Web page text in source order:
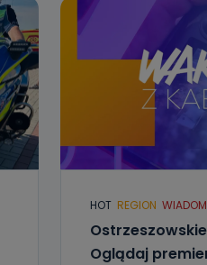
HOT REGION
Oglądaj